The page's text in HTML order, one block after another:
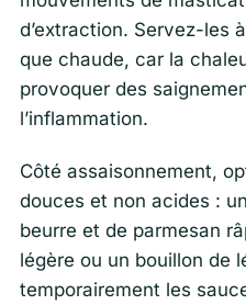
d’extraction. Servez-les
que chaude, car la
provoquer des
l’inflammation.
Côté assaisonnement,
douces et non acides :
beurre et de parmesan
légère ou un bouillon de
temporairement les